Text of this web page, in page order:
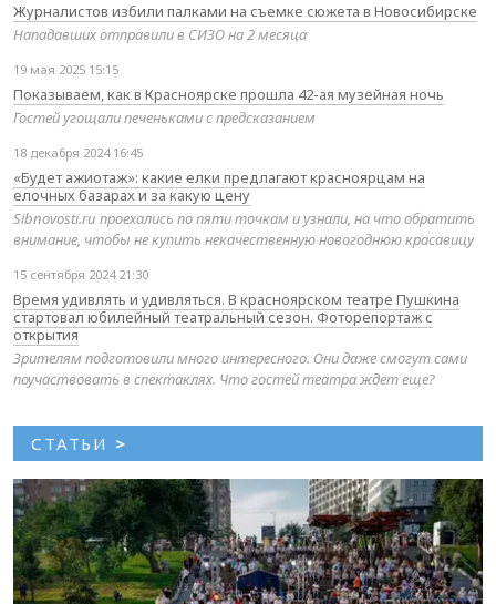
Журналистов избили палками на съемке сюжета в Новосибирске
Нападавших отправили в СИЗО на 2 месяца
19 мая 2025 15:15
Показываем, как в Красноярске прошла 42-ая музейная ночь
Гостей угощали печеньками с предсказанием
18 декабря 2024 16:45
«Будет ажиотаж»: какие елки предлагают красноярцам на
елочных базарах и за какую цену
Sibnovosti.ru проехались по пяти точкам и узнали, на что обратить
внимание, чтобы не купить некачественную новогоднюю красавицу
15 сентября 2024 21:30
Время удивлять и удивляться. В красноярском театре Пушкина
стартовал юбилейный театральный сезон. Фоторепортаж с
открытия
Зрителям подготовили много интересного. Они даже смогут сами
поучаствовать в спектаклях. Что гостей театра ждет еще?
СТАТЬИ >